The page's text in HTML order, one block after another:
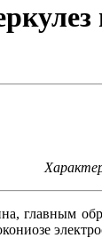
главным